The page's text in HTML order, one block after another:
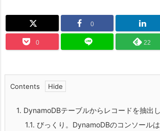
0
0 22
Contents
1. DynamoDBテーブルからレコードを抽出
1.1. びっくり。DynamoDBのコンソール